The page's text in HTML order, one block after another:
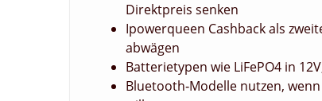
Direktpreis senken
Ipowerqueen Cashback als
abwägen
Batterietypen wie LiFePO4 in
Bluetooth‑Modelle nutzen,